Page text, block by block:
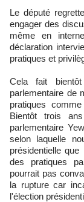
Le député
engager des
même en
déclaration
pratiques et
‎Cela fait
parlementaire de
pratiques
Bientôt trois
parlementaire
selon laquelle
présidentielle
des pratiques
pourrait pas
la rupture car
l'élection